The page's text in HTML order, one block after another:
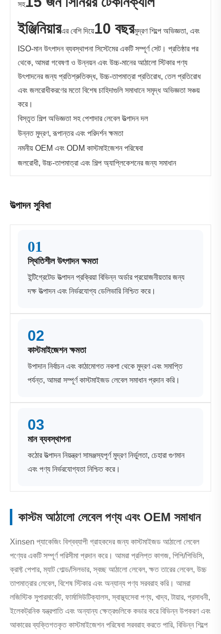
সহ
ইঞ্জিনিয়ারএর বেশি দিয়ে10 বছরমুদ্রণ শিল্পে অভিজ্ঞতা, এবং
ISO-মান উৎপাদন ব্যবস্থাপনা সিস্টেমের একটি সম্পূর্ণ সেট। প্রতিষ্ঠার পর
থেকে, আমরা গবেষণা ও উন্নয়ন এবং উচ্চ-মানের আঠালো স্টিকার পণ্য
উৎপাদনের জন্য প্রতিশ্রুতিবদ্ধ, উচ্চ-তাপমাত্রা প্রতিরোধ, তেল প্রতিরোধ
এবং জলরোধীকরণের মতো বিশেষ চাহিদাগুলি সমাধানে সমৃদ্ধ অভিজ্ঞতা সঞ্চয়
করে।
বিস্তৃত শিল্প অভিজ্ঞতা সহ পেশাদার লেবেল উত্পাদন দল
উন্নত মুদ্রণ, রূপান্তর এবং পরিদর্শন ক্ষমতা
নমনীয় OEM এবং ODM কাস্টমাইজেশন পরিষেবা
জলরোধী, উচ্চ-তাপমাত্রা এবং শিল্প অ্যাপ্লিকেশনের জন্য সমাধান
উত্পাদন সুবিধা
01
স্থিতিশীল উৎপাদন ক্ষমতা
ইন্টিগ্রেটেড উত্পাদন প্রক্রিয়া বিভিন্ন অর্ডার প্রয়োজনীয়তার জন্য
দক্ষ উত্পাদন এবং নির্ভরযোগ্য ডেলিভারি নিশ্চিত করে।
02
কাস্টমাইজেশন ক্ষমতা
উপাদান নির্বাচন এবং কাঠামোগত নকশা থেকে মুদ্রণ এবং সমাপ্তি
পর্যন্ত, আমরা সম্পূর্ণ কাস্টমাইজড লেবেল সমাধান প্রদান করি।
03
মান ব্যবস্থাপনা
কঠোর উত্পাদন নিয়ন্ত্রণ সামঞ্জস্যপূর্ণ মুদ্রণ নির্ভুলতা, চেহারা গুণমান
এবং পণ্য নির্ভরযোগ্যতা নিশ্চিত করে।
কাস্টম আঠালো লেবেল পণ্য এবং OEM সমাধান
Xinsen প্যাকেজিং বিশ্বব্যাপী গ্রাহকদের জন্য কাস্টমাইজড আঠালো লেবেল
পণ্যের একটি সম্পূর্ণ পরিসীমা প্রদান করে। আমরা প্রলিপ্ত কাগজ, পিপি/পিভিসি,
ক্রাফ্ট পেপার, ম্যাট গোল্ড/সিলভার, স্বচ্ছ আঠালো লেবেল, ক্ষত তারের লেবেল, উচ্চ
তাপমাত্রার লেবেল, বিশেষ স্টিকার এবং অন্যান্য পণ্য সরবরাহ করি। আমরা
লজিস্টিক সুপারমার্কেট, ফার্মাসিউটিক্যালস, স্বাস্থ্যসেবা পণ্য, খাদ্য, টায়ার, প্রসাধনী,
ইলেকট্রনিক যন্ত্রপাতি এবং অন্যান্য ক্ষেত্রগুলিকে কভার করে বিভিন্ন উপকরণ এবং
আকারের ব্যক্তিগতকৃত কাস্টমাইজেশন পরিষেবা সরবরাহ করতে পারি, বিভিন্ন শিল্পে